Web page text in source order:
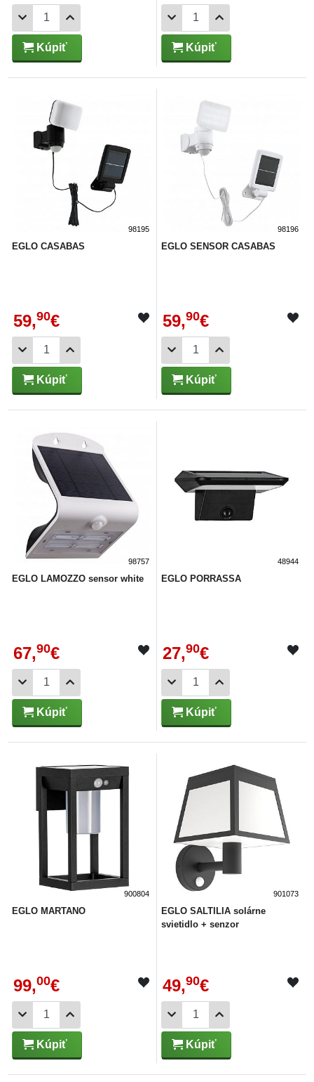
Kúpiť Kúpiť
98195
EGLO CASABAS
59,90€
Kúpiť
98196
EGLO SENSOR CASABAS
59,90€
Kúpiť
98757
EGLO LAMOZZO sensor white
67,90€
Kúpiť
48944
EGLO PORRASSA
27,90€
Kúpiť
900804
EGLO MARTANO
99,00€
Kúpiť
901073
EGLO SALTILIA solárne
svietidlo + senzor
49,90€
Kúpiť